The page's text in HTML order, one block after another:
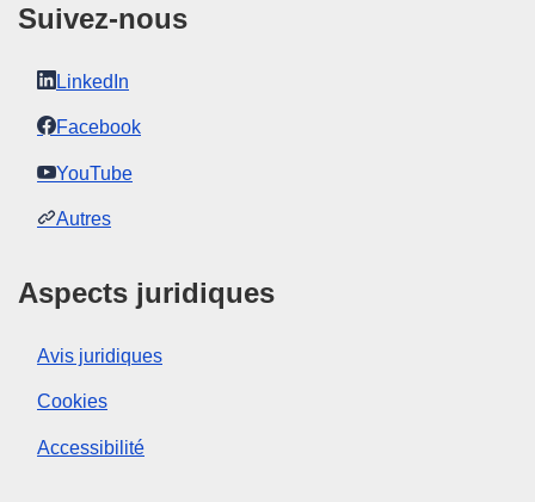
Suivez-nous
LinkedIn
Facebook
YouTube
Autres
Aspects juridiques
Avis juridiques
Cookies
Accessibilité